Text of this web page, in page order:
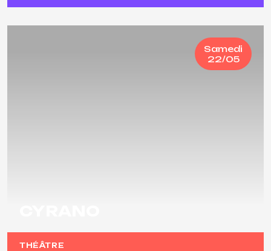
Samedi
22/05
THÉÂTRE